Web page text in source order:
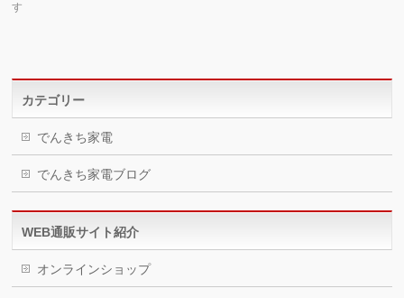
す
カテゴリー
でんきち家電
でんきち家電ブログ
WEB通販サイト紹介
オンラインショップ